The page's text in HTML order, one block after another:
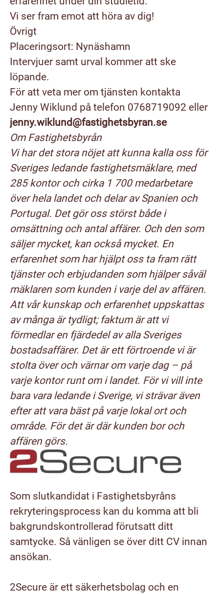
Vi ser fram emot att höra av dig!
Övrigt
Placeringsort: Nynäshamn
Intervjuer samt urval kommer att ske
löpande.
För att veta mer om tjänsten kontakta
Jenny Wiklund på telefon 0768719092 eller
jenny.wiklund@fastighetsbyran.se
Om Fastighetsbyrån
Vi har det stora nöjet att kunna kalla oss för
Sveriges ledande fastighetsmäklare, med
285 kontor och cirka 1 700 medarbetare
över hela landet och delar av Spanien och
Portugal. Det gör oss störst både i
omsättning och antal affärer. Och den som
säljer mycket, kan också mycket. En
erfarenhet som har hjälpt oss ta fram rätt
tjänster och erbjudanden som hjälper såväl
mäklaren som kunden i varje del av affären.
Att vår kunskap och erfarenhet uppskattas
av många är tydligt; faktum är att vi
förmedlar en fjärdedel av alla Sveriges
bostadsaffärer. Det är ett förtroende vi är
stolta över och värnar om varje dag – på
varje kontor runt om i landet. För vi vill inte
bara vara ledande i Sverige, vi strävar även
efter att vara bäst på varje lokal ort och
område. För det är där kunden bor och
affären görs.
Som slutkandidat i Fastighetsbyråns
rekryteringsprocess kan du komma att bli
bakgrundskontrollerad förutsatt ditt
samtycke. Så vänligen se över ditt CV innan
ansökan.
2Secure är ett säkerhetsbolag och en